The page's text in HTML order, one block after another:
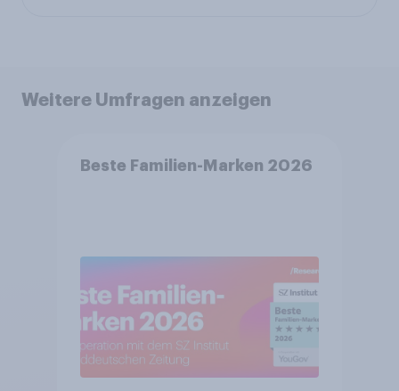
Weitere Umfragen anzeigen
Beste Familien-Marken 2026